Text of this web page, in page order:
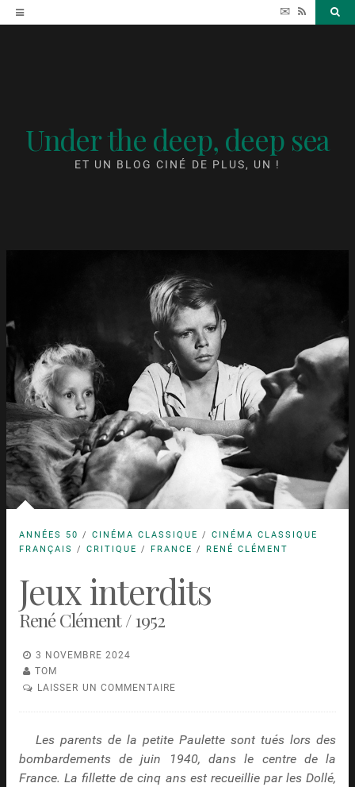
Accéder
au
✉ RSS
Under the deep, deep sea
ET UN BLOG CINÉ DE PLUS, UN !
ANNÉES 50 / CINÉMA CLASSIQUE / CINÉMA CLASSIQUE
FRANÇAIS
/ CRITIQUE / FRANCE / RENÉ CLÉMENT
Jeux interdits
René Clément / 1952
3 NOVEMBRE 2024
TOM
LAISSER UN COMMENTAIRE
Les parents de la petite Paulette sont tués lors des
bombardements de juin 1940, dans le centre de la
France. La fillette de cinq ans est recueillie par les Dollé,